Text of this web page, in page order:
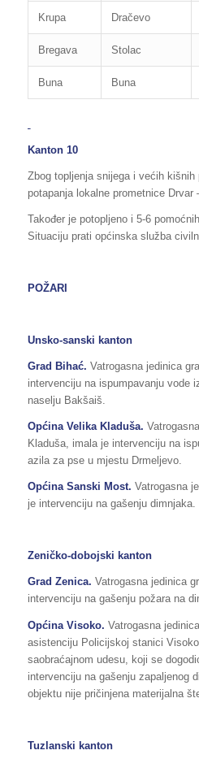
Krupa Dračevo
Bregava Stolac
Buna Buna
Kanton 10
Zbog topljenja snijega i većih kišnih
potapanja lokalne prometnice Drvar
Također je potopljeno i 5-6
Situaciju prati općinska služba
POŽARI
Unsko-sanski kanton
Grad Bihać. Vatrogasna jedinica
intervenciju na ispumpavanju vode
naselju Bakšaiš.
Općina Velika Kladuša.
Kladuša, imala je intervenciju na
azila za pse u mjestu Drmeljevo.
Općina Sanski Most. Vatrogasna
je intervenciju na gašenju dimnjaka.
Zeničko-dobojski kanton
Grad Zenica. Vatrogasna jedinica
intervenciju na gašenju požara na
Općina Visoko. Vatrogasna
asistenciju Policijskoj stanici
saobraćajnom udesu, koji se
intervenciju na gašenju zapaljenog
objektu nije pričinjena materijalna
Tuzlanski kanton